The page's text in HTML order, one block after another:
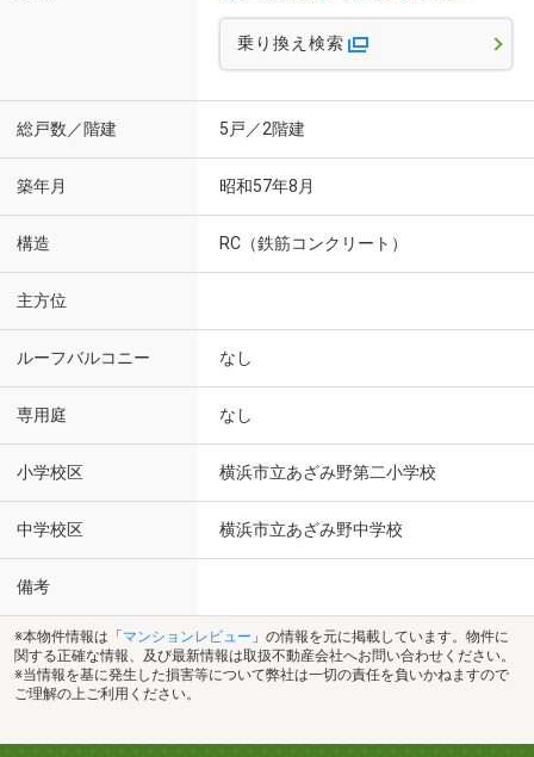
乗り換え検索
総戸数／階建 5戸／2階建
築年月 昭和57年8月
構造 RC（鉄筋コンクリート）
主方位
ルーフバルコニー なし
専用庭 なし
小学校区 横浜市立あざみ野第二小学校
中学校区 横浜市立あざみ野中学校
備考
※本物件情報は「 マンションレビュー 」の情報を元に掲載しています。物件に
関する正確な情報、及び最新情報は取扱不動産会社へお問い合わせください。
※当情報を基に発生した損害等について弊社は一切の責任を負いかねますので
ご理解の上ご利用ください。